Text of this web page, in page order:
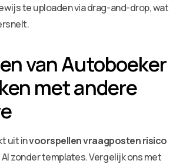
te uploaden via drag-and-drop, wat
van Autoboeker
met andere
uit invoorspellen vraagposten risico
zonder templates. Vergelijk ons met